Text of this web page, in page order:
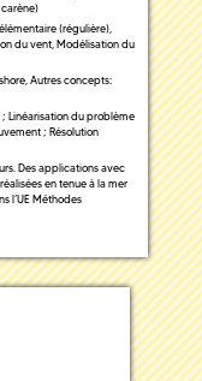
(régulière),
du vent, Modélisation du
Autres concepts:
Linéarisation du problème
; Résolution
Des applications avec
en tenue à la mer
l’UE Méthodes